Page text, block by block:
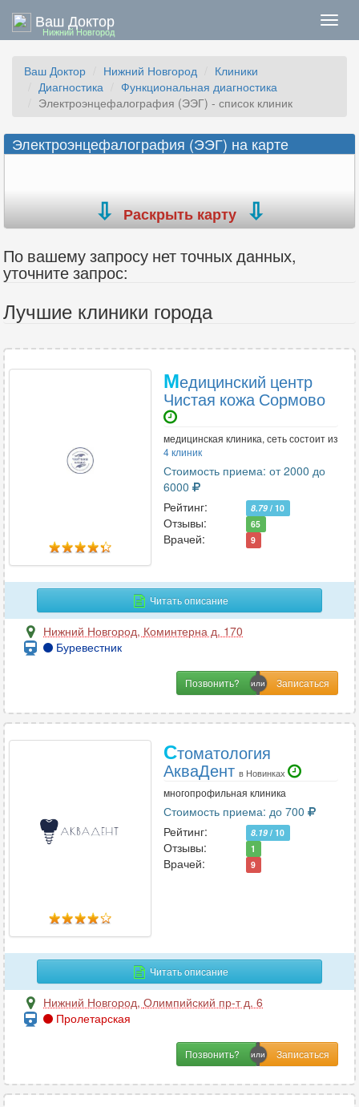
Ваш Доктор
Нижний Новгород
Ваш Доктор Нижний Новгород
Клиники
Диагностика
Функциональная диагностика
Электроэнцефалография (ЭЭГ) - список клиник
Электроэнцефалография (ЭЭГ) на карте
Раскрыть карту
По вашему запросу нет точных данных,
уточните запрос:
Лучшие клиники города
Медицинский центр
Чистая кожа Сормово
медицинская клиника, сеть состоит из
4 клиник
Стоимость приема: от 2000 до
6000
Рейтинг:
8.79 / 10
Отзывы: 65
Врачей: 9
Читать описание
Нижний Новгород, Коминтерна д. 170
Буревестник
Позвонить?
Стоматология
АкваДент в Новинках
многопрофильная клиника
Стоимость приема: до 700
Рейтинг:
8.19 / 10
Отзывы: 1
Врачей: 9
Читать описание
Нижний Новгород, Олимпийский пр-т д. 6
Пролетарская
Позвонить?